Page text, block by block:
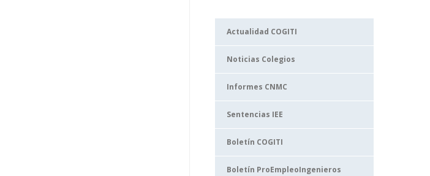
Actualidad COGITI
Noticias Colegios
Informes CNMC
Sentencias IEE
Boletín COGITI
Boletín ProEmpleoIngenieros